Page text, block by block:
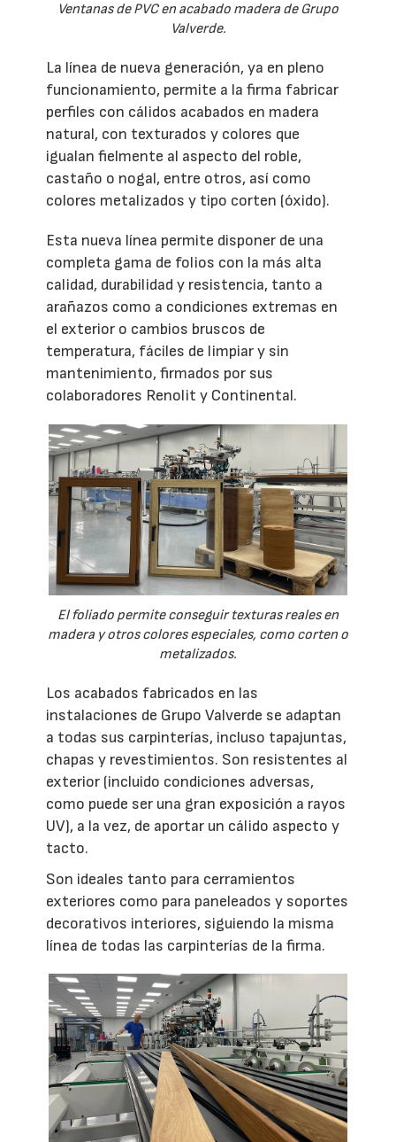
Ventanas de PVC en acabado madera de Grupo
Valverde.
La línea de nueva generación, ya en pleno
funcionamiento, permite a la firma fabricar
perfiles con cálidos acabados en madera
natural, con texturados y colores que
igualan fielmente al aspecto del roble,
castaño o nogal, entre otros, así como
colores metalizados y tipo corten (óxido).
Esta nueva línea permite disponer de una
completa gama de folios con la más alta
calidad, durabilidad y resistencia, tanto a
arañazos como a condiciones extremas en
el exterior o cambios bruscos de
temperatura, fáciles de limpiar y sin
mantenimiento, firmados por sus
colaboradores Renolit y Continental.
El foliado permite conseguir texturas reales en
madera y otros colores especiales, como corten o
metalizados.
Los acabados fabricados en las
instalaciones de Grupo Valverde se adaptan
a todas sus carpinterías, incluso tapajuntas,
chapas y revestimientos. Son resistentes al
exterior (incluido condiciones adversas,
como puede ser una gran exposición a rayos
UV), a la vez, de aportar un cálido aspecto y
tacto.
Son ideales tanto para cerramientos
exteriores como para paneleados y soportes
decorativos interiores, siguiendo la misma
línea de todas las carpinterías de la firma.